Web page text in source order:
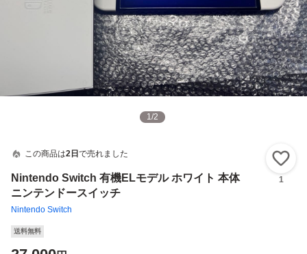
1/2
この商品は2日 で売れました
Nintendo Switch 有機ELモデル ホワイト 本体
ニンテンドースイッチ
Nintendo Switch
1
送料無料